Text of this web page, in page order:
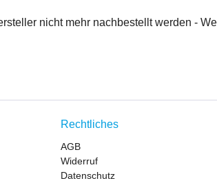
nicht mehr nachbestellt werden -
Rechtliches
AGB
Widerruf
Datenschutz